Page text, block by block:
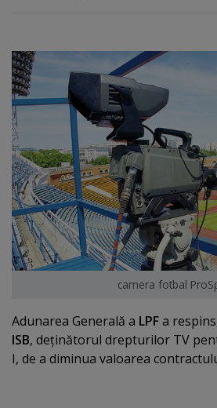
camera fotbal
Adunarea Generală a LPFa
ISB, deţinătorul drepturilor TV
I, de a diminua valoarea